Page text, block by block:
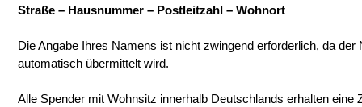
Straße – Hausnummer – Postleitzahl – Wohnort
Die Angabe Ihres Namens ist nicht zwingend erforderlich, da der
automatisch übermittelt wird.
Alle Spender mit Wohnsitz innerhalb Deutschlands erhalten eine